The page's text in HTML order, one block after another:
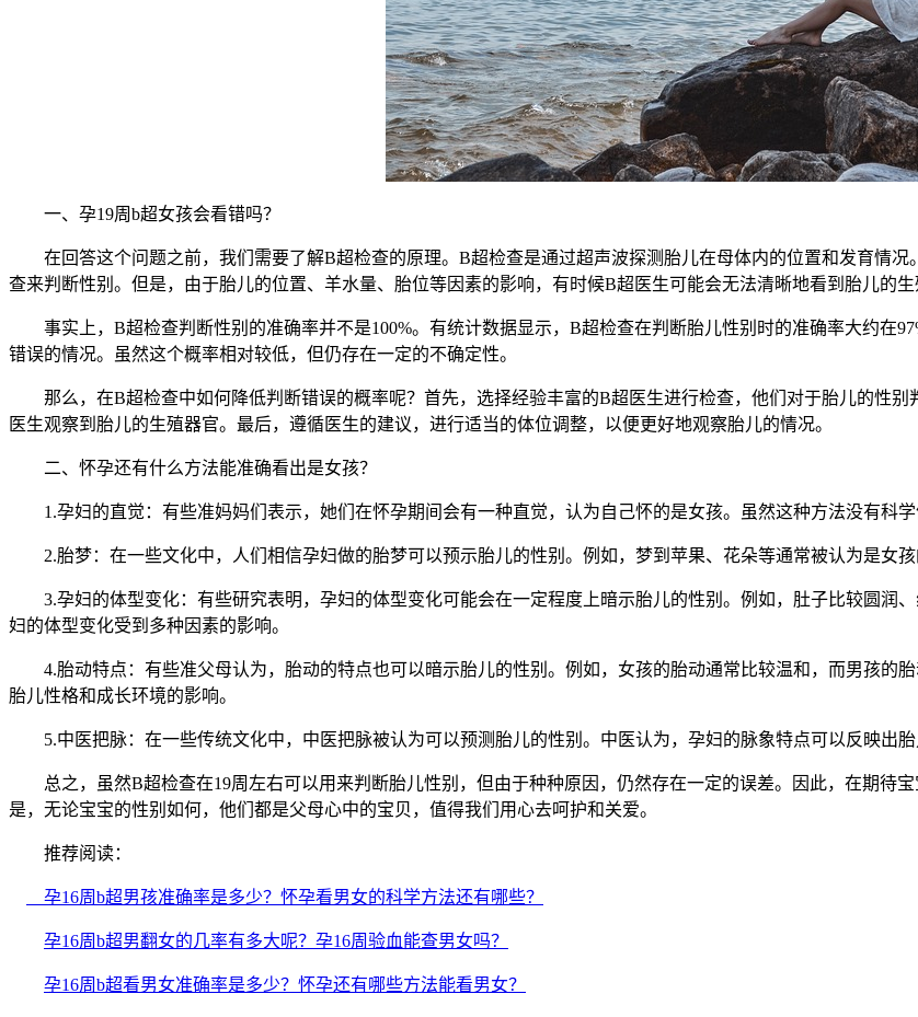
一、孕19周b超女孩会看错吗？
在回答这个问题之前，我们需要了解B超检查的原理。B超检查是通过超声波探测胎儿在母体内的位置和发育情况
查来判断性别。但是，由于胎儿的位置、羊水量、胎位等因素的影响，有时候B超医生可能会无法清晰地看到胎儿的生
事实上，B超检查判断性别的准确率并不是100%。有统计数据显示，B超检查在判断胎儿性别时的准确率大约在
错误的情况。虽然这个概率相对较低，但仍存在一定的不确定性。
那么，在B超检查中如何降低判断错误的概率呢？首先，选择经验丰富的B超医生进行检查，他们对于胎儿的性别
医生观察到胎儿的生殖器官。最后，遵循医生的建议，进行适当的体位调整，以便更好地观察胎儿的情况。
二、怀孕还有什么方法能准确看出是女孩？
1.孕妇的直觉：有些准妈妈们表示，她们在怀孕期间会有一种直觉，认为自己怀的是女孩。虽然这种方法没有科学
2.胎梦：在一些文化中，人们相信孕妇做的胎梦可以预示胎儿的性别。例如，梦到苹果、花朵等通常被认为是女孩
3.孕妇的体型变化：有些研究表明，孕妇的体型变化可能会在一定程度上暗示胎儿的性别。例如，肚子比较圆润
妇的体型变化受到多种因素的影响。
4.胎动特点：有些准父母认为，胎动的特点也可以暗示胎儿的性别。例如，女孩的胎动通常比较温和，而男孩的
胎儿性格和成长环境的影响。
5.中医把脉：在一些传统文化中，中医把脉被认为可以预测胎儿的性别。中医认为，孕妇的脉象特点可以反映出胎
总之，虽然B超检查在19周左右可以用来判断胎儿性别，但由于种种原因，仍然存在一定的误差。因此，在期待
是，无论宝宝的性别如何，他们都是父母心中的宝贝，值得我们用心去呵护和关爱。
推荐阅读：
孕16周b超男孩准确率是多少？怀孕看男女的科学方法还有哪些？
孕16周b超男翻女的几率有多大呢？孕16周验血能查男女吗？
孕16周b超看男女准确率是多少？怀孕还有哪些方法能看男女？